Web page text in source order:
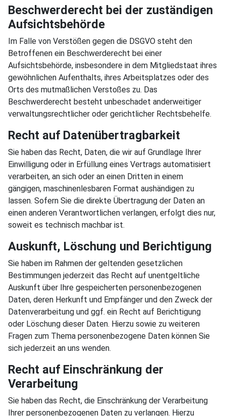
Beschwerde­recht bei der zuständigen
Aufsichts­behörde
Im Falle von Verstößen gegen die DSGVO steht den
Betroffenen ein Beschwerderecht bei einer
Aufsichtsbehörde, insbesondere in dem Mitgliedstaat ihres
gewöhnlichen Aufenthalts, ihres Arbeitsplatzes oder des
Orts des mutmaßlichen Verstoßes zu. Das
Beschwerderecht besteht unbeschadet anderweitiger
verwaltungsrechtlicher oder gerichtlicher Rechtsbehelfe.
Recht auf Daten­übertrag­barkeit
Sie haben das Recht, Daten, die wir auf Grundlage Ihrer
Einwilligung oder in Erfüllung eines Vertrags automatisiert
verarbeiten, an sich oder an einen Dritten in einem
gängigen, maschinenlesbaren Format aushändigen zu
lassen. Sofern Sie die direkte Übertragung der Daten an
einen anderen Verantwortlichen verlangen, erfolgt dies nur,
soweit es technisch machbar ist.
Auskunft, Löschung und Berichtigung
Sie haben im Rahmen der geltenden gesetzlichen
Bestimmungen jederzeit das Recht auf unentgeltliche
Auskunft über Ihre gespeicherten personenbezogenen
Daten, deren Herkunft und Empfänger und den Zweck der
Datenverarbeitung und ggf. ein Recht auf Berichtigung
oder Löschung dieser Daten. Hierzu sowie zu weiteren
Fragen zum Thema personenbezogene Daten können Sie
sich jederzeit an uns wenden.
Recht auf Einschränkung der
Verarbeitung
Sie haben das Recht, die Einschränkung der Verarbeitung
Ihrer personenbezogenen Daten zu verlangen. Hierzu